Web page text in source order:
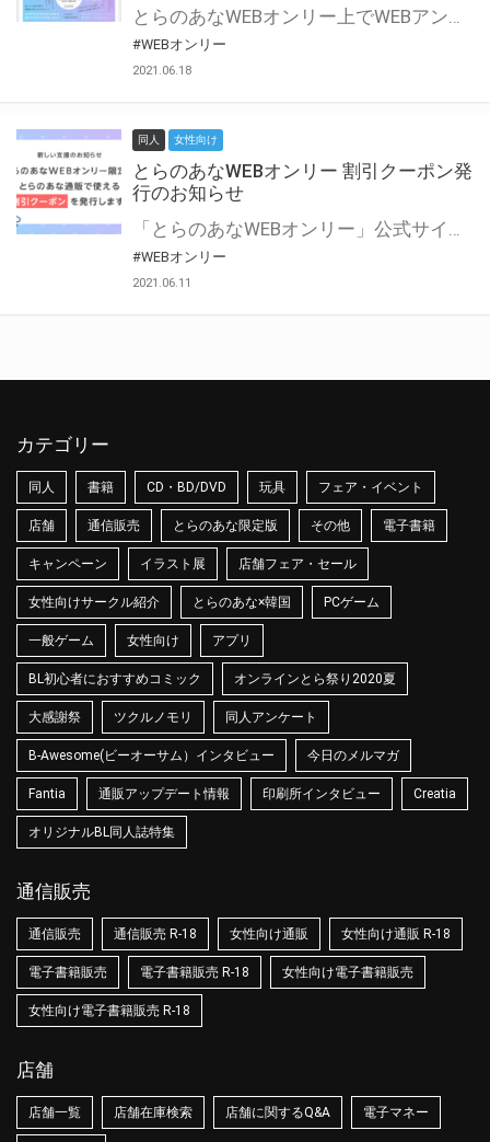
とらのあなWEBオンリー上でWEBアンソロジーが作成できる「記念コメント」について、その使い方や作成手順を解説します！ 支援タイプを「サークル参加型」「サークル参加型・マルシェ(イベント会場)機能付き」でお申し込みいただいている主催者様はぜひご活用ください♪ とらのあなWEBオンリーサイトはこちら
#WEBオンリー
2021.06.18
同人 女性向け
とらのあなWEBオンリー 割引クーポン発
行のお知らせ
「とらのあなWEBオンリー」公式サイトでとらのあな通販の「割引クーポン」を配布中！ イベントごとに開催当日限定で使える割引クーポンのシリアルコードを発行します。 とらのあなWEBオンリーのページをチェックして、イベント当日にお得にお買い物を楽しみましょう♪ ※本キャンペーンは予告なく終了する場合がございます。 とらのあなWEBオンリーサイトはこちら
#WEBオンリー
2021.06.11
カテゴリー
同人 書籍 CD・BD/DVD 玩具 フェア・イベント
店舗 通信販売 とらのあな限定版 その他 電子書籍
キャンペーン イラスト展 店舗フェア・セール
女性向けサークル紹介 とらのあな×韓国 PCゲーム
一般ゲーム 女性向け アプリ
BL初心者におすすめコミック オンラインとら祭り2020夏
大感謝祭 ツクルノモリ 同人アンケート
B-Awesome(ビーオーサム）インタビュー 今日のメルマガ
Fantia 通販アップデート情報 印刷所インタビュー Creatia
オリジナルBL同人誌特集
通信販売
通信販売 通信販売 R-18 女性向け通販 女性向け通販 R-18
電子書籍販売 電子書籍販売 R-18 女性向け電子書籍販売
女性向け電子書籍販売 R-18
店舗
店舗一覧 店舗在庫検索 店舗に関するQ&A 電子マネー